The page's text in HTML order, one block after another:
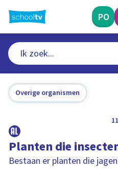
naar
hoofdinhoud
PO
Overige organismen
Planten die
Bestaan er planten die